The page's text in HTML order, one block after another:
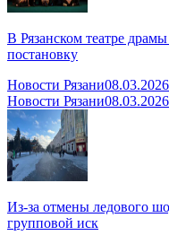
В Рязанском театре
постановку
Новости Рязани
Новости Рязани
Из-за отмены ледового
групповой иск